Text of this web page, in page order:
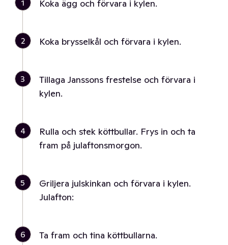
1 Koka ägg och förvara i kylen.
2 Koka brysselkål och förvara i kylen.
3
Tillaga Janssons frestelse och förvara i
kylen.
4
Rulla och stek köttbullar. Frys in och ta
fram på julaftonsmorgon.
5
Griljera julskinkan och förvara i kylen.
Julafton:
6 Ta fram och tina köttbullarna.